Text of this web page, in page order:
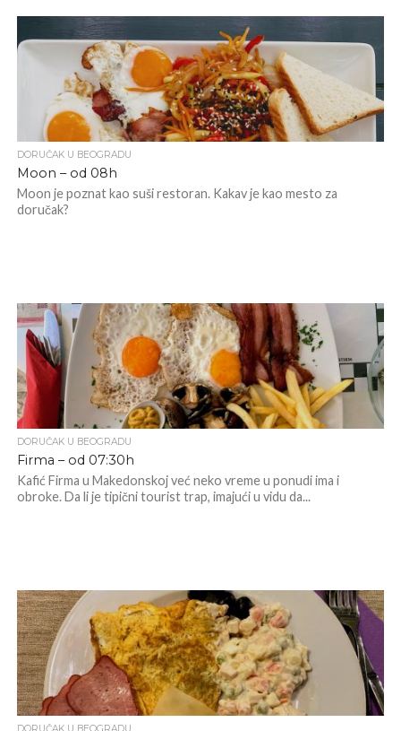
DORUČAK U BEOGRADU
Moon – od 08h
Moon je poznat kao suši restoran. Kakav je kao mesto za
doručak?
DORUČAK U BEOGRADU
Firma – od 07:30h
Kafić Firma u Makedonskoj već neko vreme u ponudi ima i
obroke. Da li je tipični tourist trap, imajući u vidu da...